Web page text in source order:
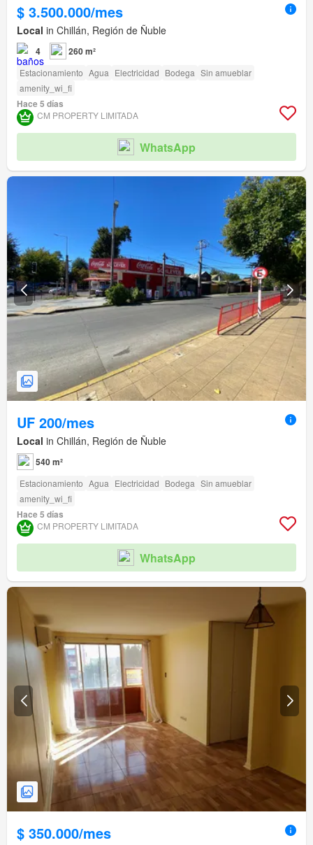
$ 3.500.000/mes
Local in Chillán, Región de Ñuble
4 260 m²
Estacionamiento Agua Electricidad Bodega Sin amueblar
amenity_wi_fi
Hace 5 días
CM PROPERTY LIMITADA
WhatsApp
UF 200/mes
Local in Chillán, Región de Ñuble
540 m²
Estacionamiento Agua Electricidad Bodega Sin amueblar
amenity_wi_fi
Hace 5 días
CM PROPERTY LIMITADA
WhatsApp
$ 350.000/mes